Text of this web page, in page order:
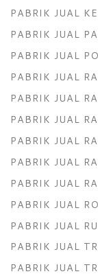
PABRIK JUAL
PABRIK JUAL
PABRIK JUAL
PABRIK JUAL
PABRIK JUAL
PABRIK JUAL
PABRIK JUAL
PABRIK JUAL
PABRIK JUAL
PABRIK JUAL
PABRIK JUAL
PABRIK JUAL
PABRIK JUAL